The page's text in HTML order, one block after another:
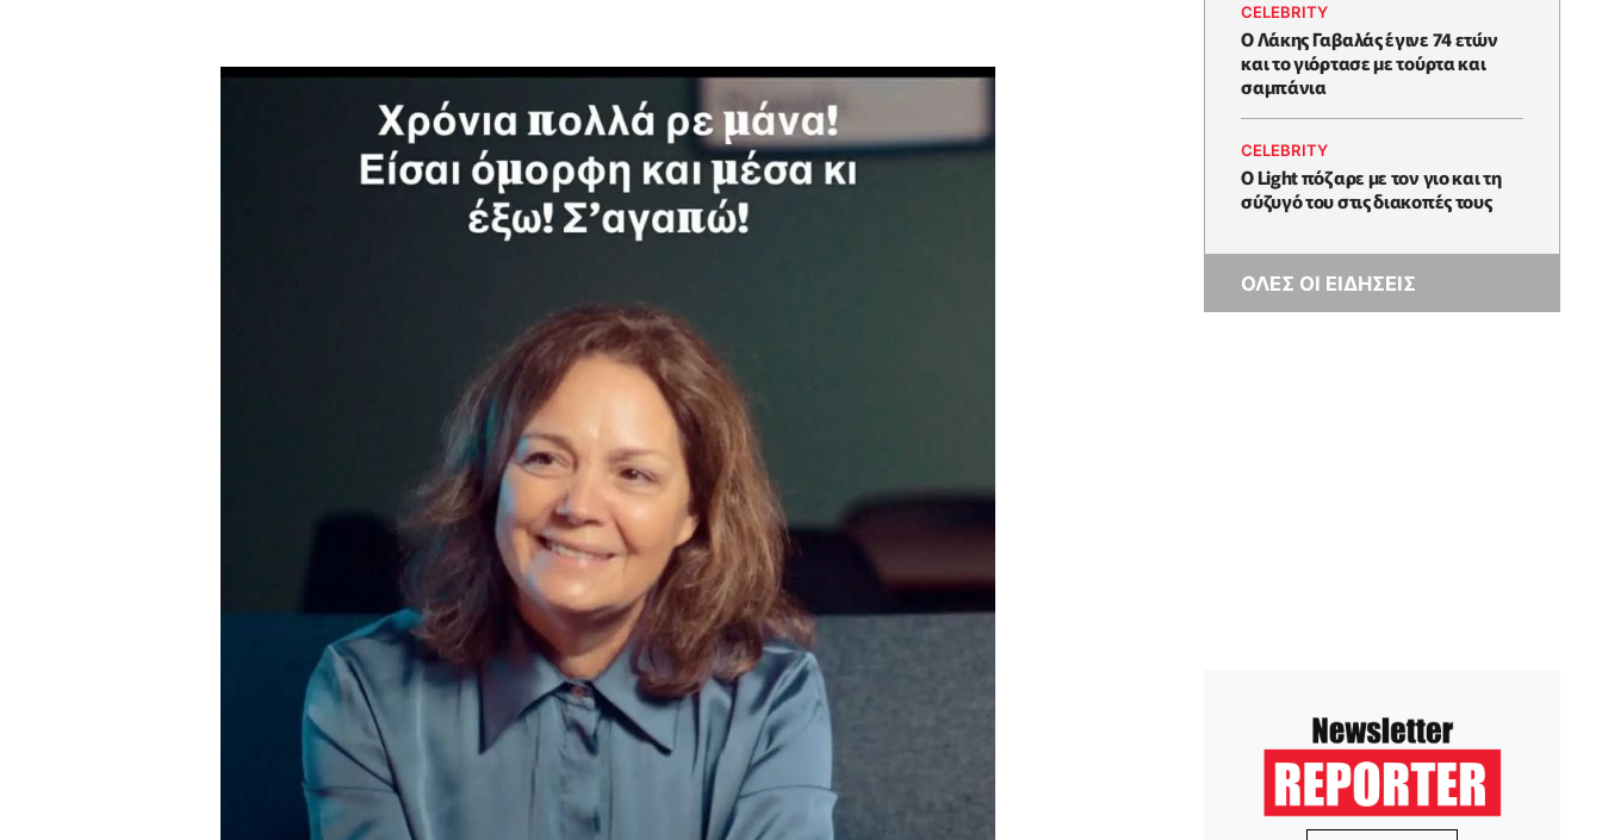
CELEBRITY
Ο Λάκης Γαβαλάς έγινε 74 ετών
και το γιόρτασε με τούρτα και
σαμπάνια
CELEBRITY
Ο Light πόζαρε με τον γιο και τη
σύζυγό του στις διακοπές τους
ΟΛΕΣ ΟΙ ΕΙΔΗΣΕΙΣ